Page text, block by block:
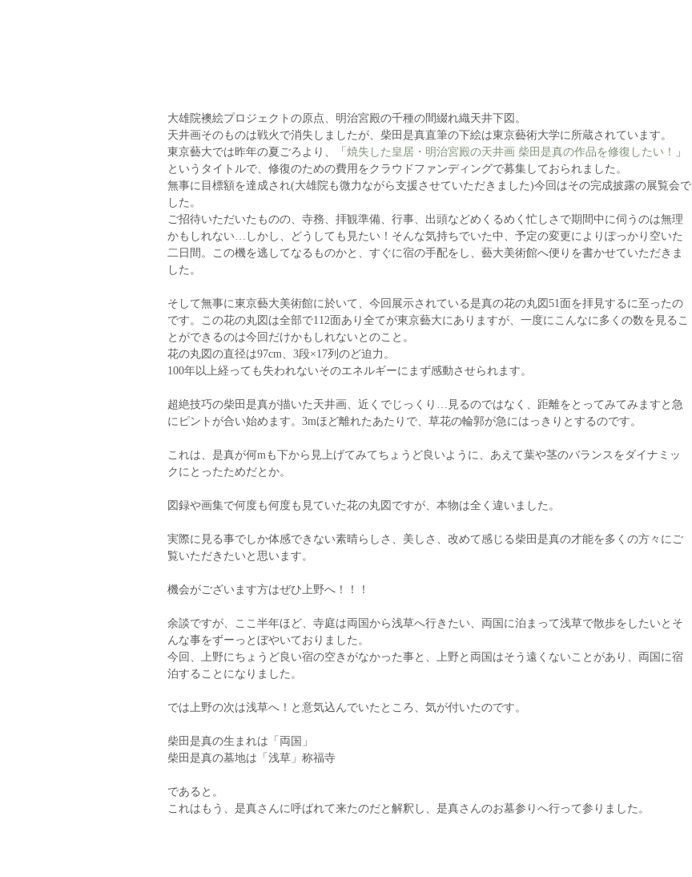
大雄院襖絵プロジェクトの原点、明治宮殿の千種の間綴れ織天井下図。
天井画そのものは戦火で消失しましたが、柴田是真直筆の下絵は東京藝術大学に所蔵されています。
東京藝大では昨年の夏ごろより、「 焼失した皇居・明治宮殿の天井画 柴田是真の作品を修復したい！
」
というタイトルで、修復のための費用をクラウドファンディングで募集しておられました。
無事に目標額を達成され(大雄院も微力ながら支援させていただきました)今回はその完成披露の展覧会で
した。
ご招待いただいたものの、寺務、拝観準備、行事、出頭などめくるめく忙しさで期間中に伺うのは無理
かもしれない…しかし、どうしても見たい！そんな気持ちでいた中、予定の変更によりぽっかり空いた
二日間。この機を逃してなるものかと、すぐに宿の手配をし、藝大美術館へ便りを書かせていただきま
した。
そして無事に東京藝大美術館に於いて、今回展示されている是真の花の丸図51面を拝見するに至ったの
です。この花の丸図は全部で112面あり全てが東京藝大にありますが、一度にこんなに多くの数を見るこ
とができるのは今回だけかもしれないとのこと。
花の丸図の直径は97cm、3段×17列のど迫力。
100年以上経っても失われないそのエネルギーにまず感動させられます。
超絶技巧の柴田是真が描いた天井画、近くでじっくり…見るのではなく、距離をとってみてみますと急
にピントが合い始めます。3mほど離れたあたりで、草花の輪郭が急にはっきりとするのです。
これは、是真が何mも下から見上げてみてちょうど良いように、あえて葉や茎のバランスをダイナミッ
クにとったためだとか。
図録や画集で何度も何度も見ていた花の丸図ですが、本物は全く違いました。
実際に見る事でしか体感できない素晴らしさ、美しさ、改めて感じる柴田是真の才能を多くの方々にご
覧いただきたいと思います。
機会がございます方はぜひ上野へ！！！
余談ですが、ここ半年ほど、寺庭は両国から浅草へ行きたい、両国に泊まって浅草で散歩をしたいとそ
んな事をずーっとぼやいておりました。
今回、上野にちょうど良い宿の空きがなかった事と、上野と両国はそう遠くないことがあり、両国に宿
泊することになりました。
では上野の次は浅草へ！と意気込んでいたところ、気が付いたのです。
柴田是真の生まれは「両国」
柴田是真の墓地は「浅草」称福寺
であると。
これはもう、是真さんに呼ばれて来たのだと解釈し、是真さんのお墓参りへ行って参りました。